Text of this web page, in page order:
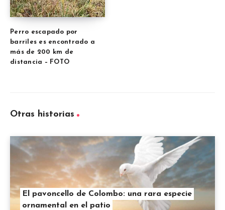
Perro escapado por
barriles es encontrado a
más de 200 km de
distancia – FOTO
Otras historias
El pavoncello de Colombo: una rara especie
ornamental en el patio